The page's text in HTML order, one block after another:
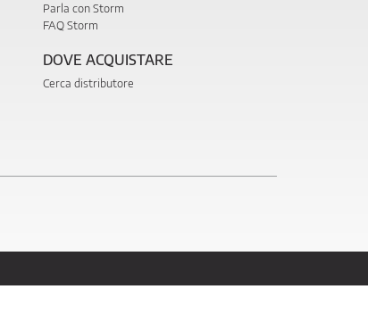
Parla con Storm
FAQ Storm
DOVE ACQUISTARE
Cerca distributore